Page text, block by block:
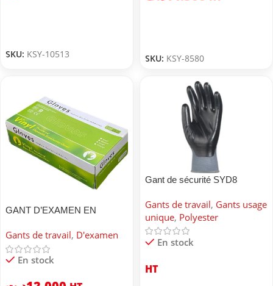
SKU: KSY-10513 SKU: KSY-8580
GANT D’EXAMEN EN
Gants de travail, D'examen
En stock
Gant de sécurité SYD8
Gants de travail, Gants usage
unique, Polyester
En stock
HT